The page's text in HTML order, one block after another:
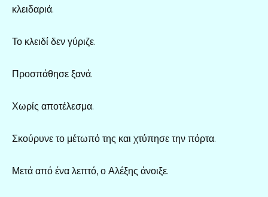
κλειδαριά.
Το κλειδί δεν γύριζε.
Προσπάθησε ξανά.
Χωρίς αποτέλεσμα.
Σκούρυνε το μέτωπό της και χτύπησε την πόρτα.
Μετά από ένα λεπτό, ο Αλέξης άνοιξε.